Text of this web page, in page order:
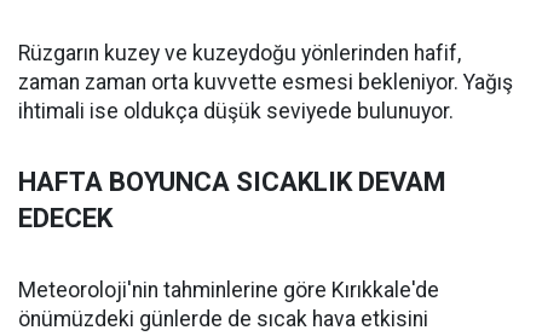
Rüzgarın kuzey ve kuzeydoğu yönlerinden hafif,
zaman zaman orta kuvvette esmesi bekleniyor. Yağış
ihtimali ise oldukça düşük seviyede bulunuyor.
HAFTA BOYUNCA SICAKLIK DEVAM
EDECEK
Meteoroloji'nin tahminlerine göre Kırıkkale'de
önümüzdeki günlerde de sıcak hava etkisini